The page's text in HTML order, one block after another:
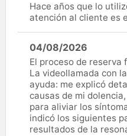
Hace años que lo
atención al cliente es
04/08/2026
El proceso de reserva
La videollamada con
ayuda: me explicó
causas de mi
para aliviar los
indicó los siguientes
resultados de la